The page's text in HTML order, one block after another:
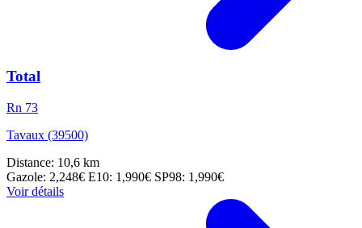
Total
Rn 73
Tavaux (39500)
Distance: 10,6 km
Gazole: 2,248€ E10: 1,990€ SP98: 1,990€
Voir détails